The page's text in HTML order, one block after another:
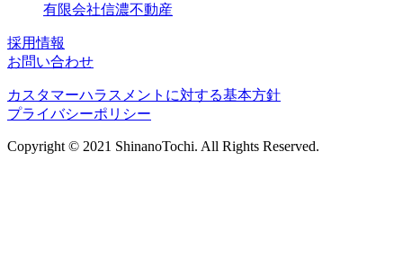
有限会社信濃不動産
採用情報
お問い合わせ
カスタマーハラスメントに対する基本方針
プライバシーポリシー
Copyright © 2021 ShinanoTochi. All Rights Reserved.